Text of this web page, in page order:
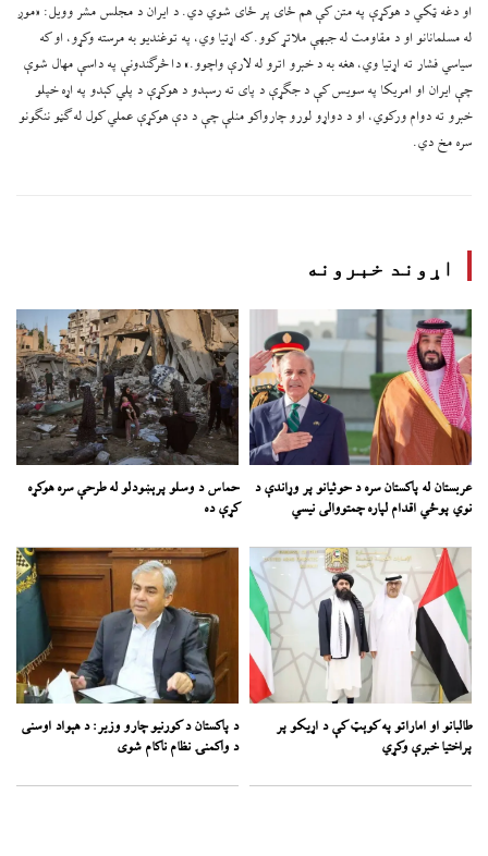
او دغه ټکي د هوکړې په متن کې هم ځای پر ځای شوي دي. د ایران د مجلس مشر وویل: «موږ
له مسلمانانو او د مقاومت له جبهې ملاتړ کوو. که اړتیا وي، په توغندیو به مرسته وکړو، او که
سیاسي فشار ته اړتیا وي، هغه به د خبرو اترو له لارې واچوو.» دا څرګندونې په داسې مهال شوې
چې ایران او امریکا په سویس کې د جګړې د پای ته رسېدو د هوکړې د پلي کېدو په اړه خپلو
خبرو ته دوام ورکوي، او د دواړو لورو چارواکو منلې چې د دې هوکړې عملي کول له ګڼو ننګونو
سره مخ دي.
اړوند خبرونه
عربستان له پاکستان سره د حوثیانو پر وړاندې د
نوي پوځي اقدام لپاره چمتووالی نیسي
حماس د وسلو پرېښودلو له طرحې سره هوکړه
کړې ده
طالبانو او اماراتو په کوېټ کې د اړیکو پر
پراختیا خبرې وکړي
د پاکستان د کورنیو چارو وزیر: د هېواد اوسنی
د واکمنۍ نظام ناکام شوی